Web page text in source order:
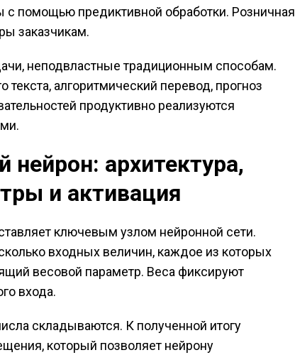
помощью предиктивной обработки. Розничная
заказчикам.
неподвластные традиционным способам.
текста, алгоритмический перевод, прогноз
продуктивно реализуются
нейрон: архитектура,
и активация
ключевым узлом нейронной сети.
входных величин, каждое из которых
весовой параметр. Веса фиксируют
входа.
складываются. К полученной итогу
который позволяет нейрону